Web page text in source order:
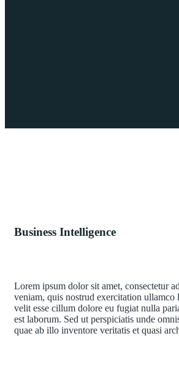
Business Intelligence
Lorem ipsum dolor sit amet, consectetur
veniam, quis nostrud exercitation
velit esse cillum dolore eu fugiat nulla
est laborum. Sed ut perspiciatis unde
quae ab illo inventore veritatis et quasi